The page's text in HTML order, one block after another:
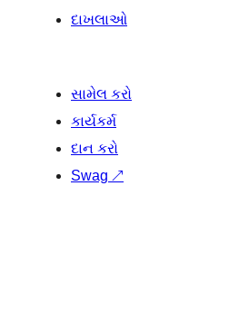
દાખલાઓ
સામેલ કરો
કાર્યકર્મ
દાન કરો
Swag ↗